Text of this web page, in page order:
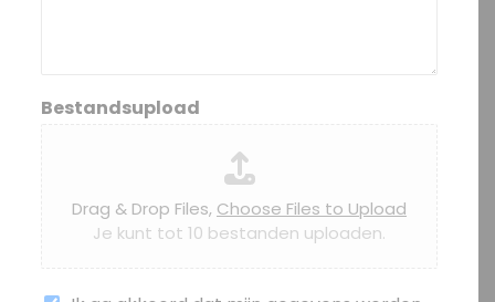
Bestandsupload
Drag & Drop Files, Choose Files to Upload
Je kunt tot 10 bestanden uploaden.